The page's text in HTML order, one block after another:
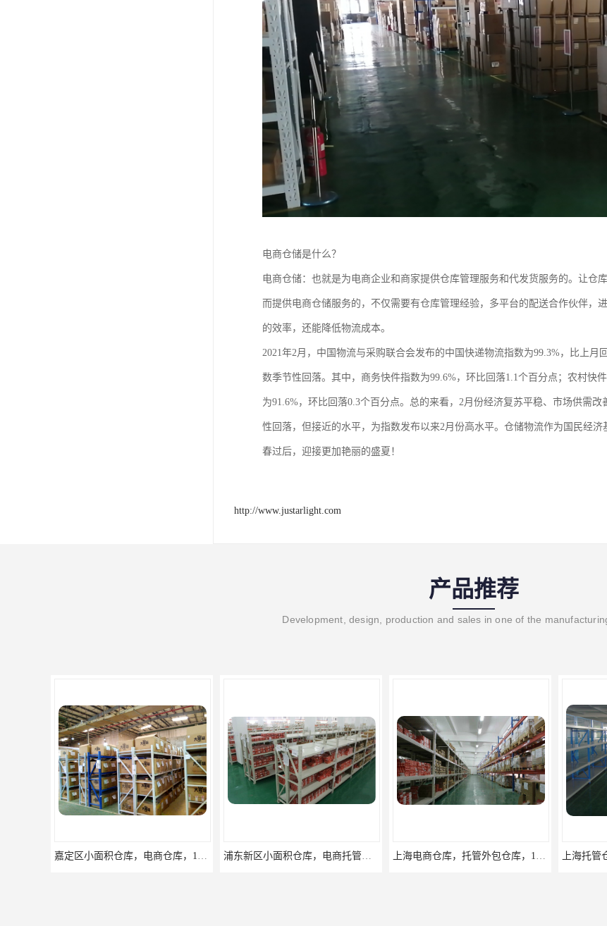
电商仓储是什么？
电商仓储：也就是为电商企业和商家提供仓库管理服务和代发货服务的。让仓
而提供电商仓储服务的，不仅需要有仓库管理经验，多平台的配送合作伙伴，
的效率，还能降低物流成本。
2021年2月，中国物流与采购联合会发布的中国快递物流指数为99.3%，比上
数季节性回落。其中，商务快件指数为99.6%，环比回落1.1个百分点；农村快
为91.6%，环比回落0.3个百分点。总的来看，2月份经济复苏平稳、市场供需
性回落，但接近的水平，为指数发布以来2月份高水平。仓储物流作为国民经
春过后，迎接更加艳丽的盛夏！
http://www.justarlight.com
产品推荐
Development, design, production and sales in one of the
浦东新区小面积仓库，电商托管仓库 上海托管仓库，电商仓库，10平起租 杨浦区